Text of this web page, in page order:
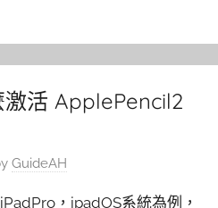
活 ApplePencil2
GuideAH
，ipadOS系統為例，